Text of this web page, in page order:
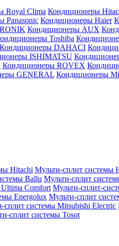
Royal Clima Кондиционеры
Panasonic Кондиционеры Haier
Кондиционеры AUX
Toshiba
Кондиционеры DAHACI
ISHIMATSU
Кондиционеры ROVEX
GENERAL Кондиционеры
Hitachi Мульти-сплит системы
Ballu Мульти-сплит
Comfort Мульти-сплит-
Energolux Мульти-сплит
сплит системы Mitsubishi Electric
сплит системы Tosot